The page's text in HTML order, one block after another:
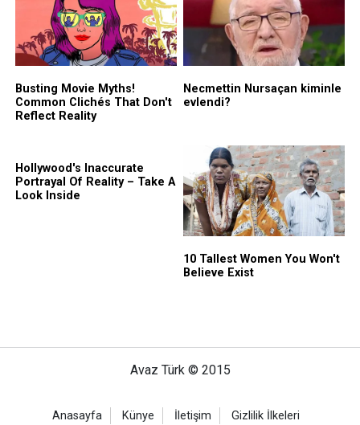
Avaz Türk © 2015
Anasayfa Künye İletişim Gizlilik İlkeleri